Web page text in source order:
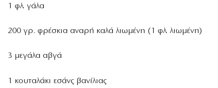
1 φλ. γάλα
200 γρ. φρέσκια αναρή καλά λιωμένη (1 φλ. λιωμένη)
3 μεγάλα αβγά
1 κουταλάκι εσάνς βανίλιας